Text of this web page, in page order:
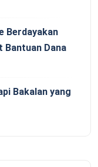
Berdayakan
Bantuan Dana
Bakalan yang